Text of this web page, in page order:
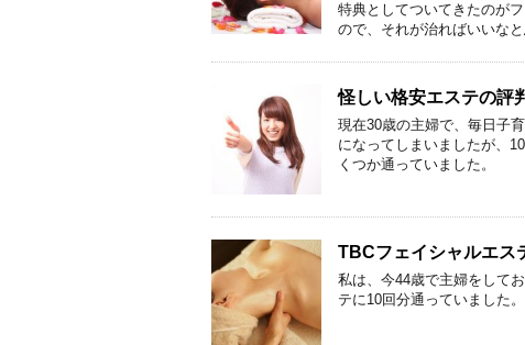
特典としてついてきたのが
ので、それが治ればいいな
怪しい格安エステの評
現在30歳の主婦で、毎日子
になってしまいましたが、
くつか通っていました。
TBCフェイシャルエス
私は、今44歳で主婦をして
テに10回分通っていました。